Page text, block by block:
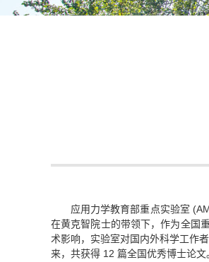
应用力学教育部重点实验室
在黄克智院士的带领下，作为全国
术影响，实验室对国内外科学工作
来，共获得 12 篇全国优秀博士论文